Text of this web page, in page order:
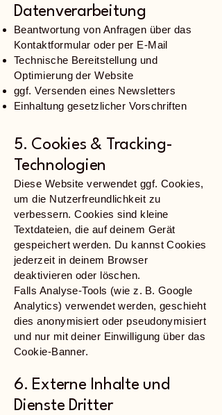
Datenverarbeitung
Beantwortung von Anfragen über das
Kontaktformular oder per E-Mail
Technische Bereitstellung und
Optimierung der Website
ggf. Versenden eines Newsletters
Einhaltung gesetzlicher Vorschriften
5. Cookies & Tracking-
Technologien
Diese Website verwendet ggf. Cookies,
um die Nutzerfreundlichkeit zu
verbessern. Cookies sind kleine
Textdateien, die auf deinem Gerät
gespeichert werden. Du kannst Cookies
jederzeit in deinem Browser
deaktivieren oder löschen.
Falls Analyse-Tools (wie z. B. Google
Analytics) verwendet werden, geschieht
dies anonymisiert oder pseudonymisiert
und nur mit deiner Einwilligung über das
Cookie-Banner.
6. Externe Inhalte und
Dienste Dritter